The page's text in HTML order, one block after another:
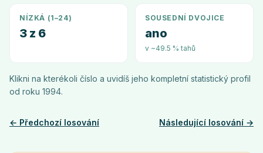
NÍZKÁ (1–24)
3 z 6
SOUSEDNÍ DVOJICE
ano
v ~49.5 % tahů
Klikni na kterékoli číslo a uvidíš jeho kompletní statistický profil
od roku 1994.
← Předchozí losování Následující losování →